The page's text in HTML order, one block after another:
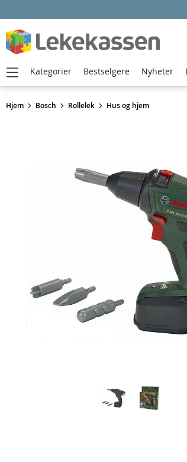
Hjem Bosch Rollelek Hus og hjem
Kategorier Bestselgere Nyheter